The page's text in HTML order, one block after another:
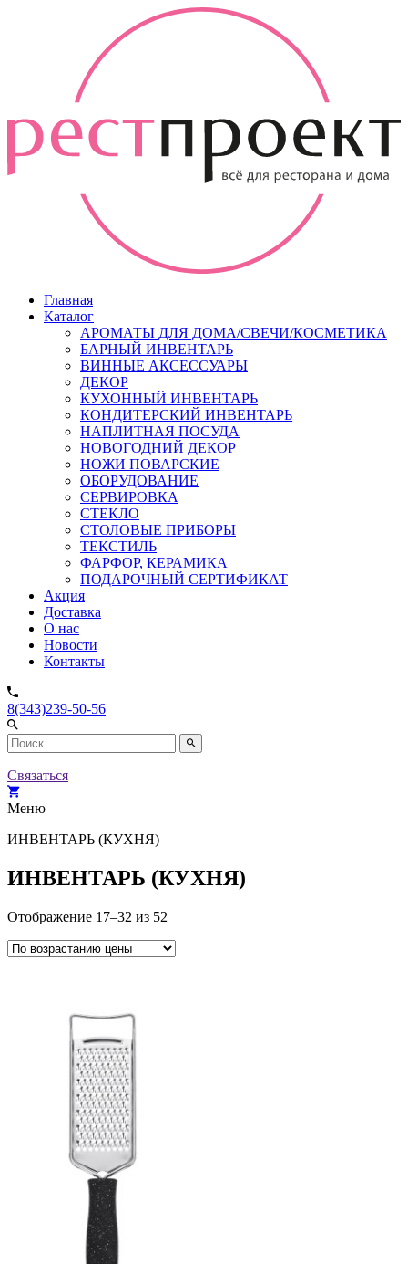
Главная
Каталог
АРОМАТЫ ДЛЯ ДОМА/СВЕЧИ/КОСМЕТИКА
БАРНЫЙ ИНВЕНТАРЬ
ВИННЫЕ АКСЕССУАРЫ
ДЕКОР
КУХОННЫЙ ИНВЕНТАРЬ
КОНДИТЕРСКИЙ ИНВЕНТАРЬ
НАПЛИТНАЯ ПОСУДА
НОВОГОДНИЙ ДЕКОР
НОЖИ ПОВАРСКИЕ
ОБОРУДОВАНИЕ
СЕРВИРОВКА
СТЕКЛО
СТОЛОВЫЕ ПРИБОРЫ
ТЕКСТИЛЬ
ФАРФОР, КЕРАМИКА
ПОДАРОЧНЫЙ СЕРТИФИКАТ
Акция
Доставка
О нас
Новости
Контакты
8(343)239-50-56
Связаться
Меню
ИНВЕНТАРЬ (КУХНЯ)
ИНВЕНТАРЬ (КУХНЯ)
Отображение 17–32 из 52